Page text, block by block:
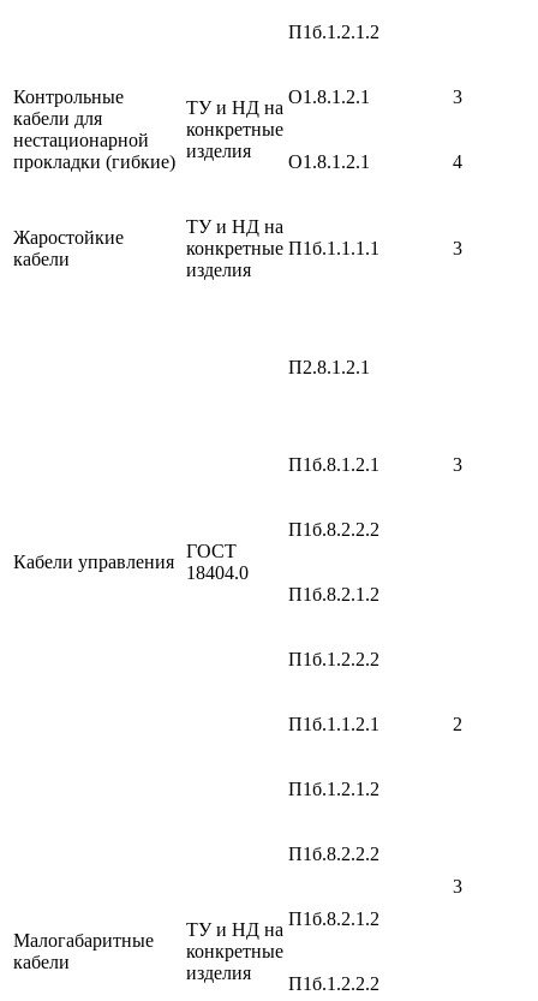
П1б.1.2.1.2
Контрольные
кабели для
нестационарной
прокладки (гибкие)
ТУ и НД на
конкретные
изделия
О1.8.1.2.1 3
О1.8.1.2.1 4
Жаростойкие
кабели
ТУ и НД на
конкретные
изделия
П1б.1.1.1.1 3
Кабели управления
ГОСТ
18404.0
П2.8.1.2.1
3
П1б.8.1.2.1
П1б.8.2.2.2
П1б.8.2.1.2
П1б.1.2.2.2
2
П1б.1.1.2.1
П1б.1.2.1.2
Малогабаритные
кабели
ТУ и НД на
конкретные
изделия
П1б.8.2.2.2
3
П1б.8.2.1.2
П1б.1.2.2.2